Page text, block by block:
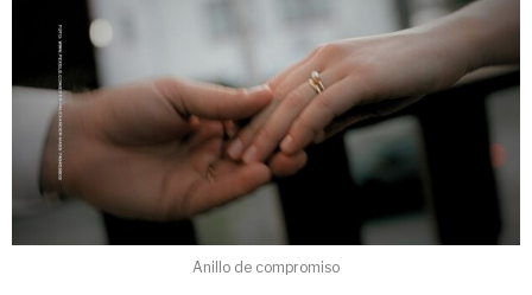
Anillo de compromiso